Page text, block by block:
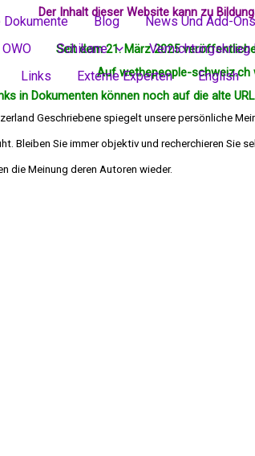
Blog News Und Add-Ons
Schikane Vernichtungskrieg
Links Externe Experten English
Der Inhalt dieser Website kann zu
Seit dem 21. März 2025
Auf wethepeople-schweiz.ch
in Dokumenten können noch auf die alte
Geschriebene spiegelt unsere persönliche
Bleiben Sie immer objektiv und recherchieren Sie
geben die Meinung deren Autoren